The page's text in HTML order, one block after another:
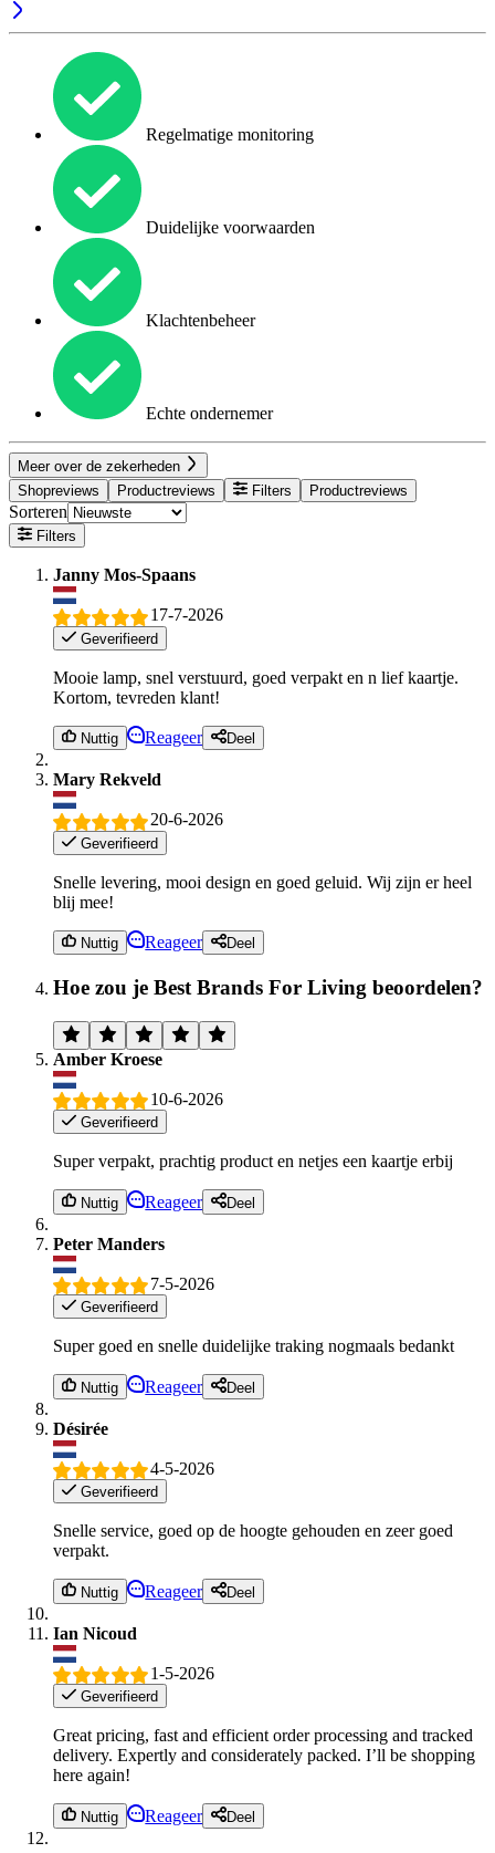
Regelmatige monitoring
Duidelijke voorwaarden
Klachtenbeheer
Echte ondernemer
Meer over de zekerheden
Shopreviews
Productreviews Filters Productreviews
Sorteren
Filters
Janny Mos-Spaans
17-7-2026
Geverifieerd
Mooie lamp, snel verstuurd, goed verpakt en n lief kaartje.
Kortom, tevreden klant!
Nuttig Reageer Deel
Mary Rekveld
20-6-2026
Geverifieerd
Snelle levering, mooi design en goed geluid. Wij zijn er heel
blij mee!
Nuttig Reageer Deel
Hoe zou je Best Brands For Living beoordelen?
Amber Kroese
10-6-2026
Geverifieerd
Super verpakt, prachtig product en netjes een kaartje erbij
Nuttig Reageer Deel
Peter Manders
7-5-2026
Geverifieerd
Super goed en snelle duidelijke traking nogmaals bedankt
Nuttig Reageer Deel
Désirée
4-5-2026
Geverifieerd
Snelle service, goed op de hoogte gehouden en zeer goed
verpakt.
Nuttig Reageer Deel
Ian Nicoud
1-5-2026
Geverifieerd
Great pricing, fast and efficient order processing and tracked
delivery. Expertly and considerately packed. I’ll be shopping
here again!
Nuttig Reageer Deel